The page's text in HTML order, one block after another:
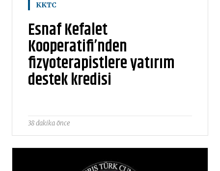
KKTC
Esnaf Kefalet
Kooperatifi’nden
fizyoterapistlere yatırım
destek kredisi
38 dakika önce